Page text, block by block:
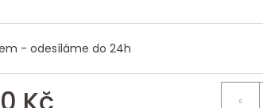
- odesíláme do 24h